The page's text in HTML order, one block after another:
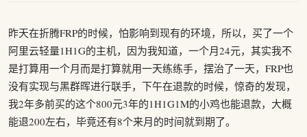
昨天在折腾FRP的时候，怕影响到现有的环境，所以，买了一个
阿里云轻量1H1G的主机，因为我知道，一个月24元，其实我不
是打算用一个月而是打算就用一天练练手，摆治了一天，FRP也
没有实现与黑群晖进行联手，下午在退款的时候，惊奇的发现，
我2年多前买的这个800元3年的1H1G1M的小鸡也能退款，大概
能退200左右，毕竟还有8个来月的时间就到期了。